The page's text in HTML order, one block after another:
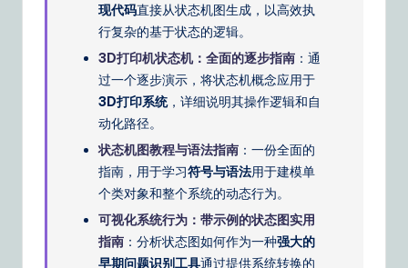
现代码直接从状态机图生成，以高效执
行复杂的基于状态的逻辑。
3D打印机状态机：全面的逐步指南 ：通
过一个逐步演示，将状态机概念应用于
3D打印系统，详细说明其操作逻辑和自
动化路径。
状态机图教程与语法指南 ：一份全面的
指南，用于学习符号与语法用于建模单
个类对象和整个系统的动态行为。
可视化系统行为：带示例的状态图实用
指南 ：分析状态图如何作为一种强大的
早期问题识别工具通过提供系统转换的